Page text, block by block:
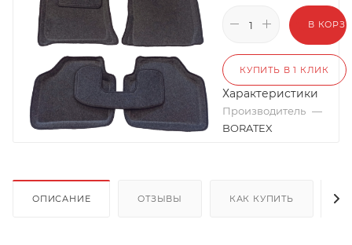
В
КУПИТЬ В 1 КЛИК
Характеристики
Производитель —
BORATEX
ОПИСАНИЕ ОТЗЫВЫ КАК КУПИТЬ